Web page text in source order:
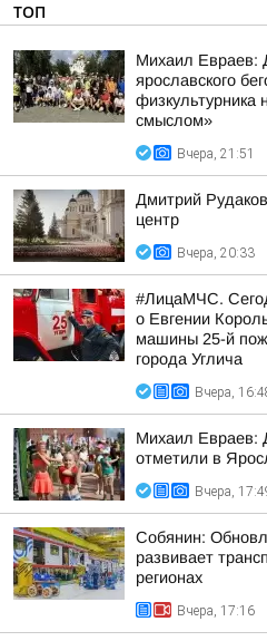
ТОП
Михаил Евраев:
ярославского
физкультурника
смыслом»
Вчера, 21:51
Дмитрий
центр
Вчера, 20:33
#ЛицаМЧС.
о Евгении
машины 25-й
города Углича
Вчера,
Михаил Евраев:
отметили в
Вчера,
Собянин:
развивает
регионах
Вчера, 17:16